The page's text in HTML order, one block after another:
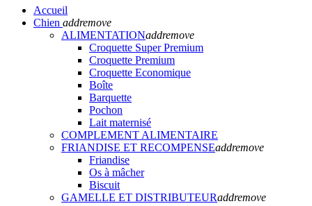
Accueil
Chien addremove
ALIMENTATIONaddremove
Croquette Super Premium
Croquette Premium
Croquette Economique
Boîte
Barquette
Pochon
Lait maternisé
COMPLEMENT ALIMENTAIRE
FRIANDISE ET RECOMPENSEaddremove
Friandise
Os à mâcher
Biscuit
GAMELLE ET DISTRIBUTEURaddremove